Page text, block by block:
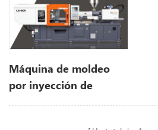
Máquina de moldeo
por inyección de
bloques de juguete de